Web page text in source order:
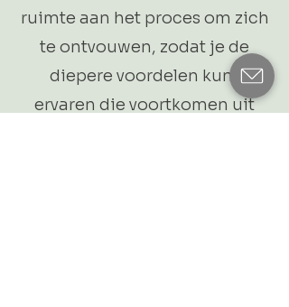
ruimte aan het proces om zich
te ontvouwen, zodat je de
diepere voordelen kunt
ervaren die voortkomen uit